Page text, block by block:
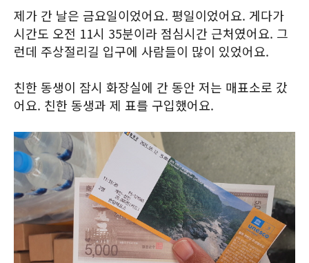
제가 간 날은 금요일이었어요. 평일이었어요. 게다가
시간도 오전 11시 35분이라 점심시간 근처였어요. 그
런데 주상절리길 입구에 사람들이 많이 있었어요.
친한 동생이 잠시 화장실에 간 동안 저는 매표소로 갔
어요. 친한 동생과 제 표를 구입했어요.